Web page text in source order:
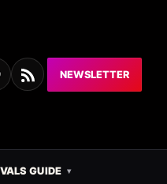
NEWSLETTER
GUIDE